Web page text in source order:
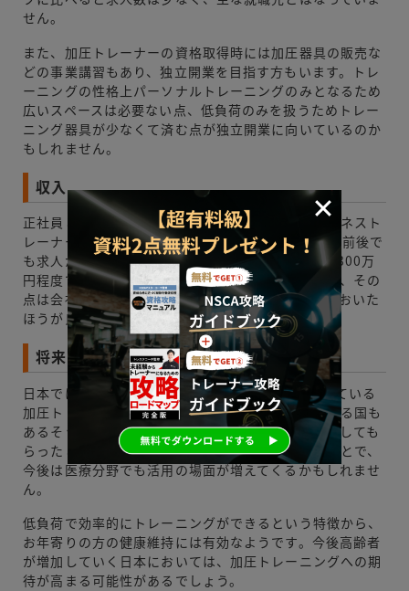
せん。
また、加圧トレーナーの資格取得時には加圧器具の販売な
どの事業講習もあり、独立開業を目指す方もいます。トレ
ーニングの性格上パーソナルトレーニングのみとなるため
広いスペースは必要ない点、低負荷のみを扱うためトレー
ニング器具が少なくて済む点が独立開業に向いているのか
もしれません。
収入
正社員として働く場合、収入の相場は他のフィットネスト
レーナーと同じような水準のようです。月給20万円前後で
も求人がメインですので、年収にすると250万円～300万
円程度でしょうか。経験によって昇給もありますが、その
点は会社の給与体系によりますので、事前に調べておいた
ほうが良いでしょう。
将来性は？医療・介護分野への進出
日本では、トレーニング方法の1つとして認知されている
加圧トレーニングですが、海外だと保険が適用される国も
あるそうです。寝たきりの方に加圧トレーニングをしても
らったところ徐々に回復されたことがあるということで、
今後は医療分野でも活用の場面が増えてくるかもしれませ
ん。
低負荷で効率的にトレーニングができるという特徴から、
お年寄りの方の健康維持には有効なようです。今後高齢者
が増加していく日本においては、加圧トレーニングへの期
待が高まる可能性があるでしょう。